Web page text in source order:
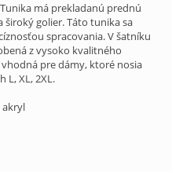
má prekladanú prednú
široký golier. Táto tunika sa
spracovania. V šatníku
z vysoko kvalitného
pre dámy, ktoré nosia
L, XL, 2XL.
akryl